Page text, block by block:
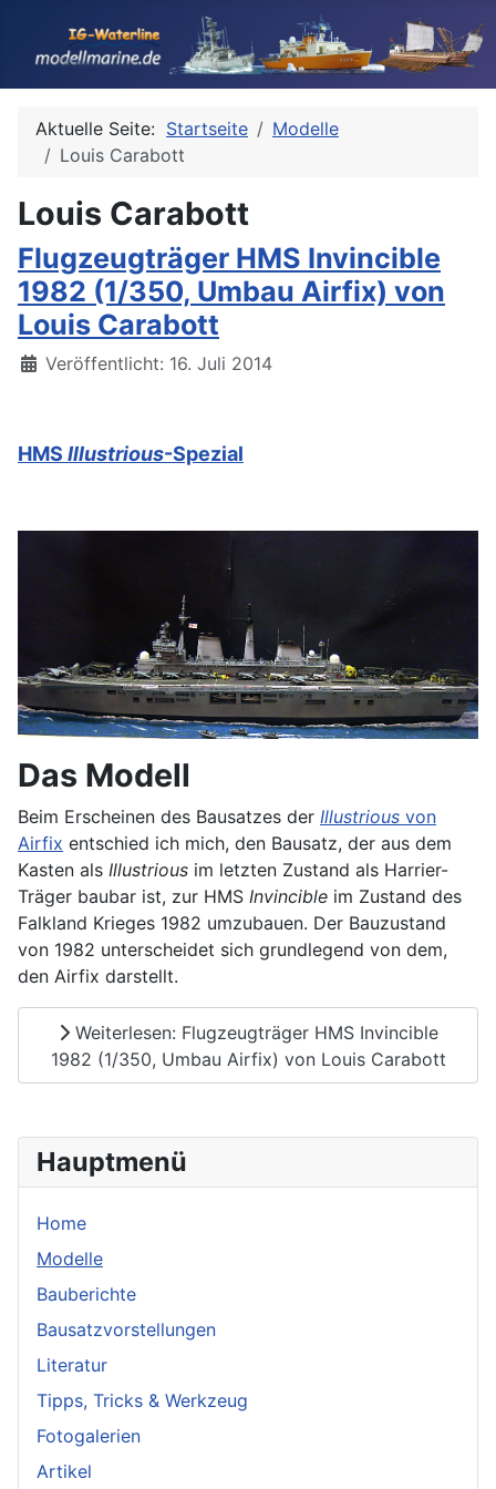
Hauptmenü
Home
Modelle
Bauberichte
Bausatzvorstellungen
Literatur
Tipps, Tricks & Werkzeug
Fotogalerien
Artikel
Aktuelle Seite: Startseite
Modelle
Louis Carabott
Louis Carabott
Flugzeugträger HMS Invincible
1982 (1/350, Umbau Airfix) von
Louis Carabott
Details
Veröffentlicht: 16. Juli 2014
HMS Illustrious-Spezial
Das Modell
Beim Erscheinen des Bausatzes der Illustrious von
Airfix entschied ich mich, den Bausatz, der aus dem
Kasten als Illustrious im letzten Zustand als Harrier-
Träger baubar ist, zur HMS Invincible im Zustand des
Falkland Krieges 1982 umzubauen. Der Bauzustand
von 1982 unterscheidet sich grundlegend von dem,
den Airfix darstellt.
Weiterlesen: Flugzeugträger HMS Invincible
1982 (1/350, Umbau Airfix) von Louis Carabott